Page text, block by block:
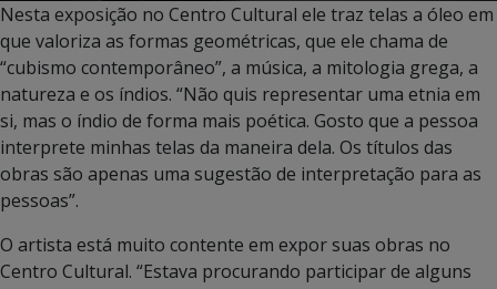
Nesta exposição no Centro Cultural ele traz telas a óleo em
que valoriza as formas geométricas, que ele chama de
“cubismo contemporâneo”, a música, a mitologia grega, a
natureza e os índios. “Não quis representar uma etnia em
si, mas o índio de forma mais poética. Gosto que a pessoa
interprete minhas telas da maneira dela. Os títulos das
obras são apenas uma sugestão de interpretação para as
pessoas”.
O artista está muito contente em expor suas obras no
Centro Cultural. “Estava procurando participar de alguns